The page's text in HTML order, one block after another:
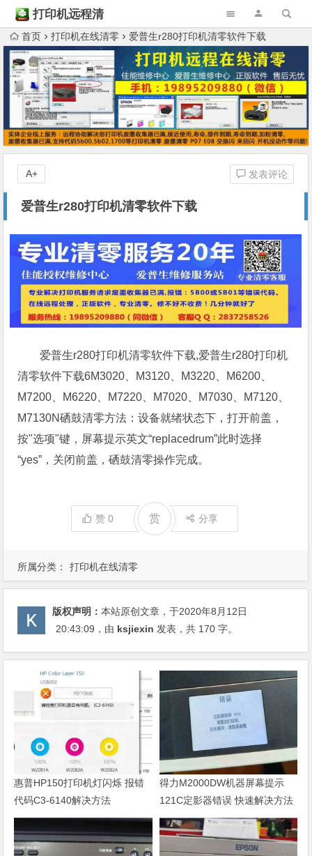
打印机远程清
零首页 打印机在线清零 爱普生r280打印机清零软件下载
爱普生r280打印机清零软件下载
发表评论
A+
所属分类： 打印机在线清零
爱普生r280打印机清零软件下载,爱普生r280打印机
清零软件下载6M3020、M3120、M3220、M6200、
M7200、M6220、M7220、M7020、M7030、M7120、
M7130N硒鼓清零方法：设备就绪状态下，打开前盖，
按"选项"键，屏幕提示英文“replacedrum”此时选择
“yes”，关闭前盖，硒鼓清零操作完成。
赞0 赏 分享
版权声明：本站原创文章，于2020年8月12日
20:43:09 ，由 ksjiexin 发表，共 170 字。
惠普HP150打印机灯闪烁 报错
代码C3-6140解决方法
得力M2000DW机器屏幕提示
121C定影器错误 快速解决方法